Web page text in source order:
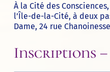
À la Cité des Consciences
l’Île-de-la-Cité, à deux
Dame, 24 rue
Inscriptions –